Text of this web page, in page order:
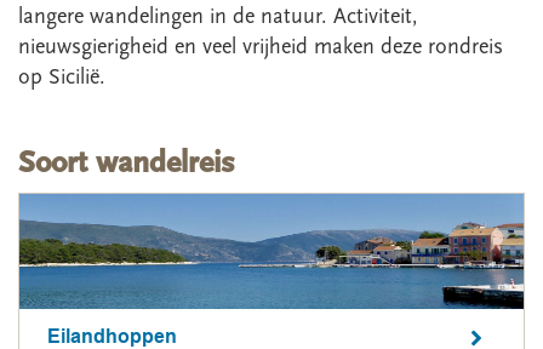
langere wandelingen in de natuur. Activiteit,
nieuwsgierigheid en veel vrijheid maken deze rondreis
op Sicilië.
Soort wandelreis
Eilandhoppen